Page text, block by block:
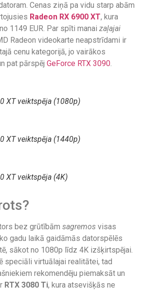
Cenas ziņā pa vidu starp abām
Radeon RX 6900 XT, kura
1149 EUR. Par spīti manai zaļajai
Radeon videokarte neapstrīdami ir
cenu kategorijā, jo vairākos
pat pārspēj GeForce RTX 3090.
XT veiktspēja (1080p)
XT veiktspēja (1440p)
XT veiktspēja (4K)
bez grūtībām sagremos visas
gadu laikā gaidāmās datorspēlēs
sākot no 1080p līdz 4K izšķirtspējai.
speciāli virtuālajai realitātei, tad
rekomendēju piemaksāt un
RTX 3080 Ti, kura atsevišķās ne